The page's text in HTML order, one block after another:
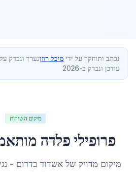
נכתב ותוחקר על ידי מיכל רוזןנערך ונבדק
עודכן ונבדק ב-2026
מיקום השירות
פרופילי פלדה
מיקום מדויק של אשדוד בדרום -